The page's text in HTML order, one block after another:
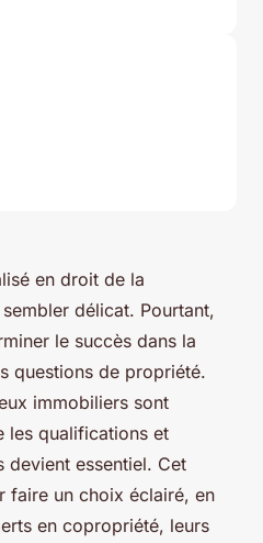
en droit de la
délicat. Pourtant,
le succès dans la
questions de propriété.
immobiliers sont
les qualifications et
devient essentiel. Cet
faire un choix éclairé, en
en copropriété, leurs